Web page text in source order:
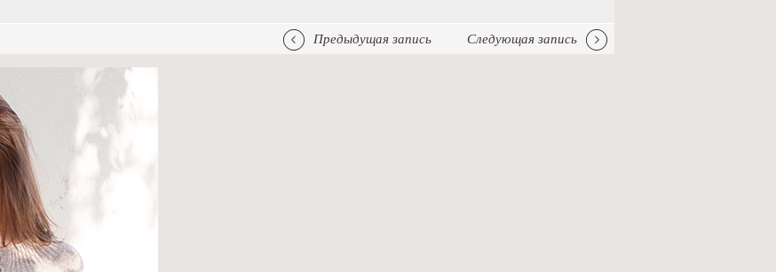
Предыдущая запись Следующая запись